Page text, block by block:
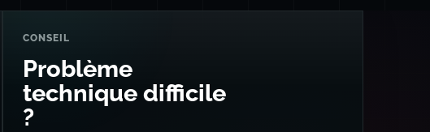
CONSEIL
Problème
technique difficile
?